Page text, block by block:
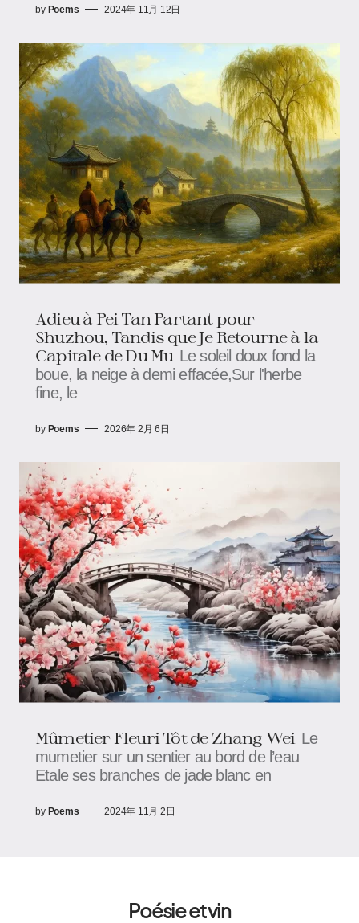
by Poems 2024年 11月 12日
Adieu à Pei Tan Partant pour
Shuzhou, Tandis que Je Retourne à la
Capitale de Du Mu Le soleil doux fond la
boue, la neige à demi effacée,Sur l'herbe
fine, le
by Poems 2026年 2月 6日
Mûmetier Fleuri Tôt de Zhang Wei Le
mumetier sur un sentier au bord de l’eau
Etale ses branches de jade blanc en
by Poems 2024年 11月 2日
Poésie et vin